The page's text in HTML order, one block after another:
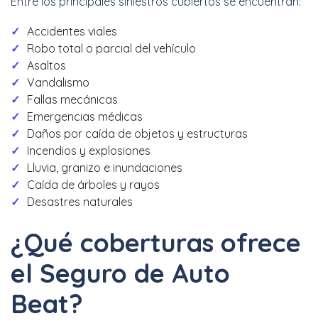
Accidentes viales
Robo total o parcial del vehículo
Asaltos
Vandalismo
Fallas mecánicas
Emergencias médicas
Daños por caída de objetos y estructuras
Incendios y explosiones
Lluvia, granizo e inundaciones
Caída de árboles y rayos
Desastres naturales
¿Qué coberturas ofrece
el Seguro de Auto
Beat?